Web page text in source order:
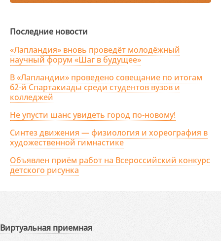
Последние новости
«Лапландия» вновь проведёт молодёжный
научный форум «Шаг в будущее»
В «Лапландии» проведено совещание по итогам
62-й Спартакиады среди студентов вузов и
колледжей
Не упусти шанс увидеть город по-новому!
Синтез движения — физиология и хореография в
художественной гимнастике
Объявлен приём работ на Всероссийский конкурс
детского рисунка
Виртуальная приемная